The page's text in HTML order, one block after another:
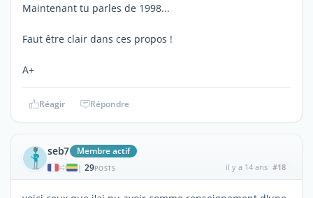
Maintenant tu parles de 1998...
Faut être clair dans ces propos !
A+
Réagir Répondre
seb7 Membre actif
| 29POSTS il y a 14 ans #18